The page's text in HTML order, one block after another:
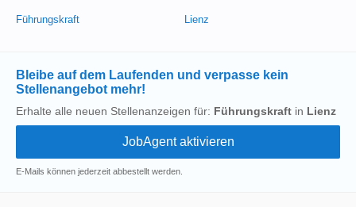
Führungskraft Lienz
Bleibe auf dem Laufenden und verpasse kein
Stellenangebot mehr!
Erhalte alle neuen Stellenanzeigen für: Führungskraft in Lienz
E-Mails können jederzeit abbestellt werden.